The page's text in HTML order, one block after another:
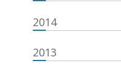
2014
2013